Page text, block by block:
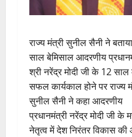
राज्य मंत्री सुनील सैनी ने
साल बेमिसाल आदरणीय
श्री नरेंद्र मोदी जी के 12 साल
सफल कार्यकाल होने पर राज्य
सुनील सैनी ने कहा आदरणीय
प्रधानमंत्री नरेंद्र मोदी जी के
नेतृत्व में देश निरंतर विकास